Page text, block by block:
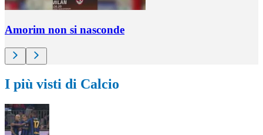
Amorim non si nasconde
I più visti di Calcio